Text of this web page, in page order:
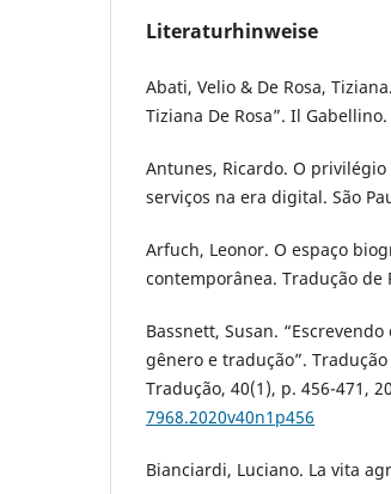
Literaturhinweise
Abati, Velio & De Rosa,
Tiziana De Rosa”. Il
Antunes, Ricardo. O
serviços na era digital. São
Arfuch, Leonor. O espaço
contemporânea. Tradução de
Bassnett, Susan.
gênero e tradução”.
Tradução, 40(1), p. 456-471,
7968.2020v40n1p456
Bianciardi, Luciano. La vita